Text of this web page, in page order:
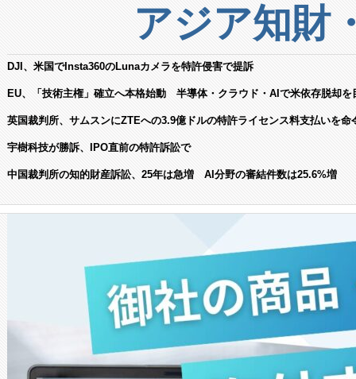
アジア知財
DJI、米国でInsta360のLunaカメラを特許侵害で提訴
EU、「技術主権」確立へ本格始動 半導体・クラウド・AIで米依存脱却を
英国裁判所、サムスンにZTEへの3.9億ドルの特許ライセンス料支払いを命
宇樹科技が勝訴、IPO直前の特許訴訟で
中国裁判所の知的財産訴訟、25年は急増 AI分野の審結件数は25.6%増